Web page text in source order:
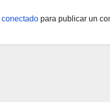
conectado para publicar un